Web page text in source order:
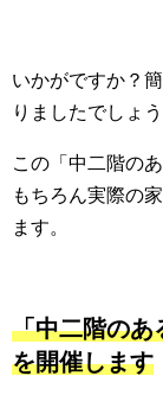
いかがですか？
りましたでしょ
この「中二階の
もちろん実際の
ます。
「中二階のあ
を開催します